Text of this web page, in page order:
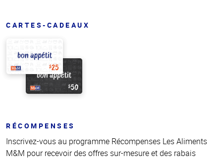
CARTES-CADEAUX
RÉCOMPENSES
Inscrivez-vous au programme Récompenses Les Aliments
M&M pour recevoir des offres sur-mesure et des rabais